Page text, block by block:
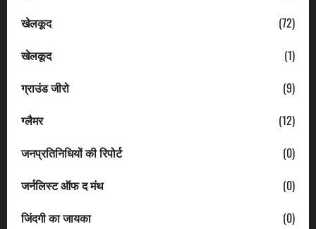
खेलकूद
(72)
खेलकूद
(1)
ग्राउंड जीरो
(9)
ग्लैमर
(12)
जनप्रतिनिधियों की रिपोर्ट
(0)
जर्नलिस्ट ऑफ द मंथ
(0)
जिंदगी का जायका
(0)